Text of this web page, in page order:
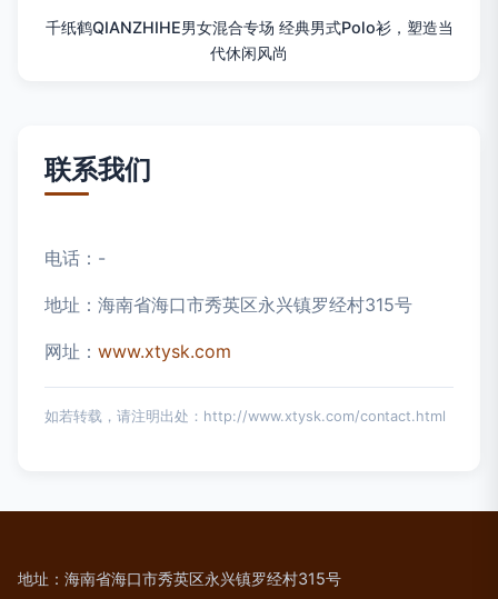
千纸鹤QIANZHIHE男女混合专场 经典男式Polo衫，塑造当
代休闲风尚
联系我们
电话：-
地址：海南省海口市秀英区永兴镇罗经村315号
网址： www.xtysk.com
如若转载，请注明出处：http://www.xtysk.com/contact.html
地址：海南省海口市秀英区永兴镇罗经村315号